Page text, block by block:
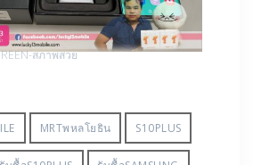
สภาพสวย
MRTพหลโยธิน S10PLUS